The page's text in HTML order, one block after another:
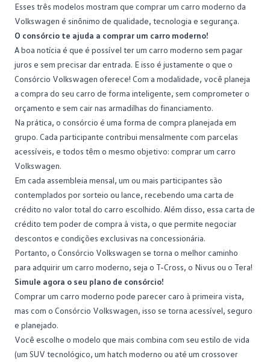
Esses três modelos mostram que comprar um carro moderno da
Volkswagen é sinônimo de qualidade, tecnologia e segurança.
O consórcio te ajuda a comprar um carro moderno!
A boa notícia é que é possível ter um carro moderno sem pagar
juros e sem precisar dar entrada. E isso é justamente o que o
Consórcio Volkswagen oferece! Com a modalidade, você planeja
a compra do seu carro de forma inteligente, sem comprometer o
orçamento e sem cair nas armadilhas do financiamento.
Na prática, o consórcio é uma forma de compra planejada em
grupo. Cada participante contribui mensalmente com parcelas
acessíveis, e todos têm o mesmo objetivo: comprar um carro
Volkswagen.
Em cada assembleia mensal, um ou mais participantes são
contemplados por sorteio ou lance, recebendo uma carta de
crédito no valor total do carro escolhido. Além disso, essa carta de
crédito tem poder de compra à vista, o que permite negociar
descontos e condições exclusivas na concessionária.
Portanto, o Consórcio Volkswagen se torna o melhor caminho
para adquirir um carro moderno, seja o T-Cross, o Nivus ou o Tera!
Simule agora o seu plano de consórcio!
Comprar um carro moderno pode parecer caro à primeira vista,
mas com o Consórcio Volkswagen, isso se torna acessível, seguro
e planejado.
Você escolhe o modelo que mais combina com seu estilo de vida
(um SUV tecnológico, um hatch moderno ou até um crossover